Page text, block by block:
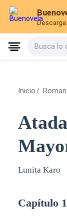
Busca lo
Inicio /
Lunita Karo
Capítulo 1